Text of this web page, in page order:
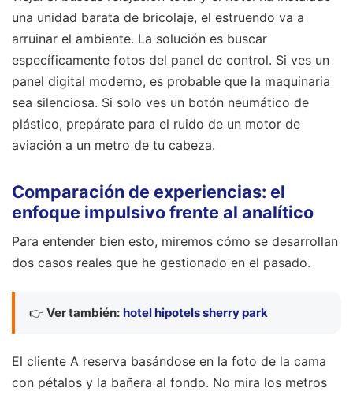
una unidad barata de bricolaje, el estruendo va a
arruinar el ambiente. La solución es buscar
específicamente fotos del panel de control. Si ves un
panel digital moderno, es probable que la maquinaria
sea silenciosa. Si solo ves un botón neumático de
plástico, prepárate para el ruido de un motor de
aviación a un metro de tu cabeza.
Comparación de experiencias: el
enfoque impulsivo frente al analítico
Para entender bien esto, miremos cómo se desarrollan
dos casos reales que he gestionado en el pasado.
👉 Ver también: hotel hipotels sherry park
El cliente A reserva basándose en la foto de la cama
con pétalos y la bañera al fondo. No mira los metros